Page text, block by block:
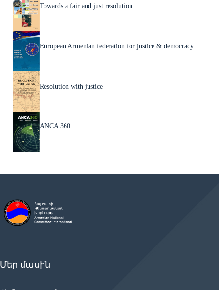
Towards a fair and just resolution
European Armenian federation for justice & democracy
Resolution with justice
ANCA 360
Մեր մասին